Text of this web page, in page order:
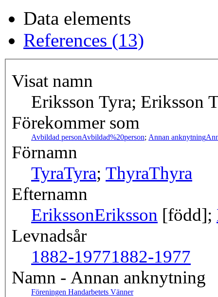
Data elements
References (13)
Visat namn
Eriksson Tyra; Eriksson
Förekommer som
Avbildad personAvbildad%20person; Annan anknytning
Förnamn
TyraTyra; ThyraThyra
Efternamn
ErikssonEriksson [född];
Levnadsår
1882-19771882-1977
Namn - Annan anknytning
Föreningen Handarbetets Vänner